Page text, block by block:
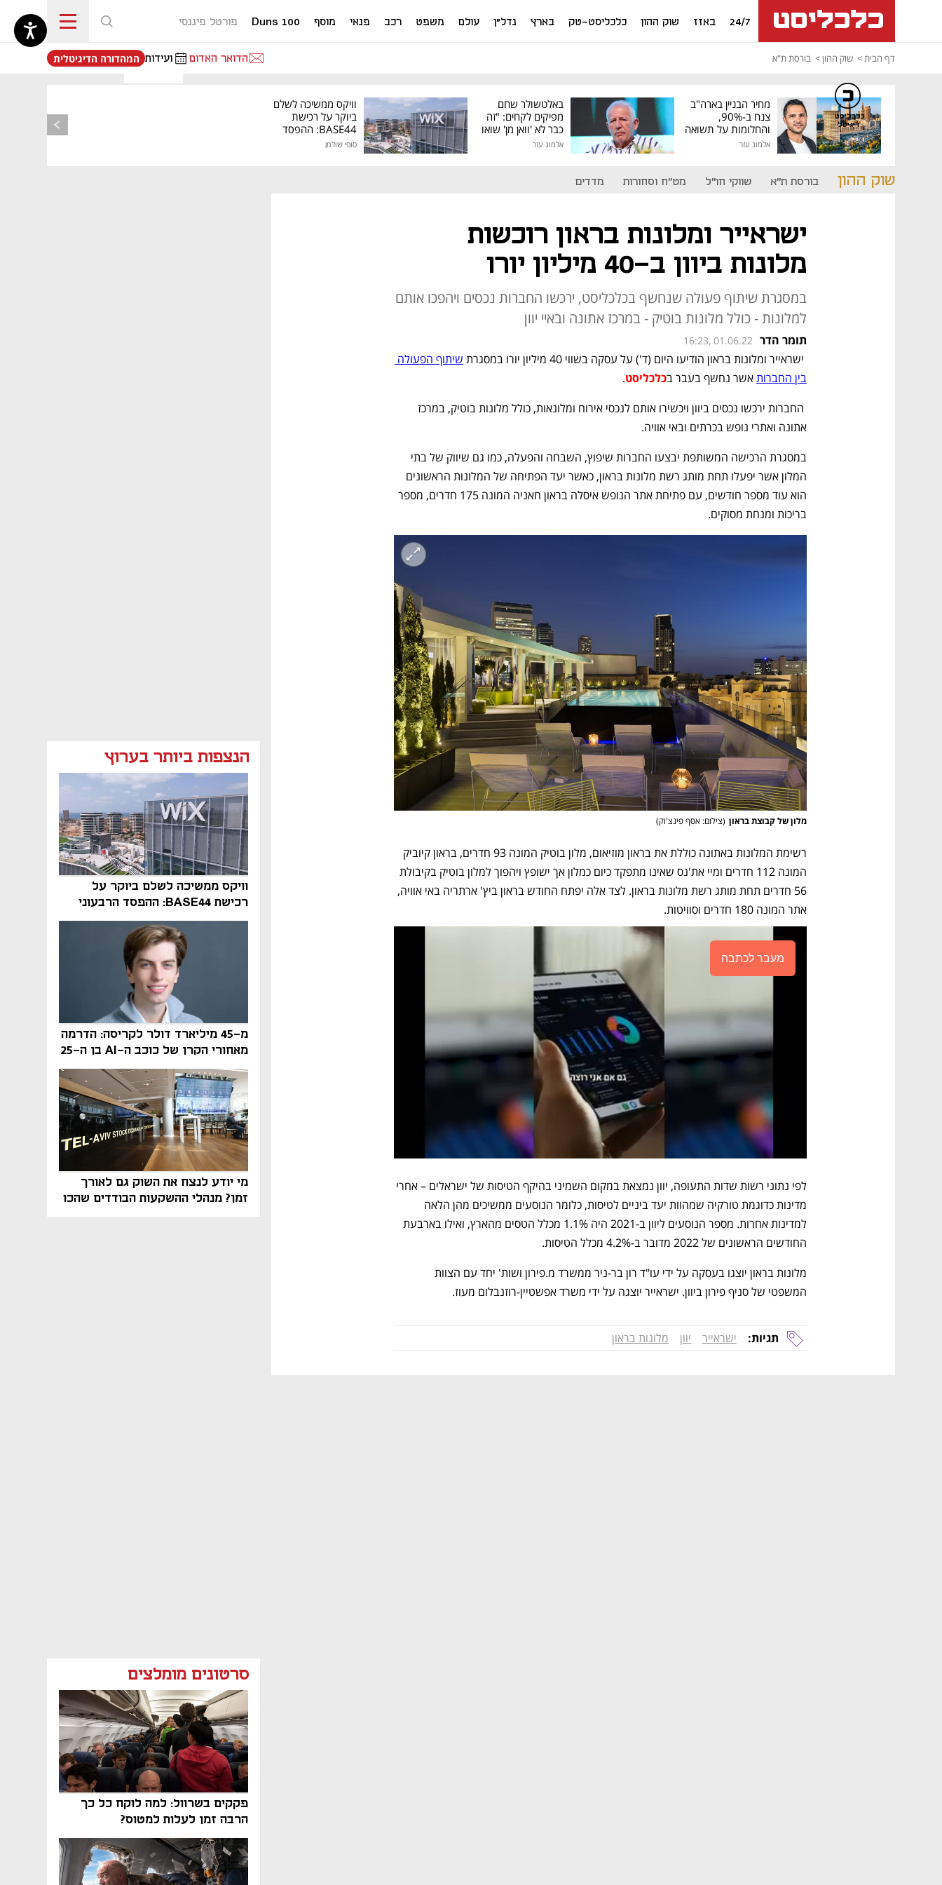
24/7 באזז שוק ההון כלכליסט-טק בארץ נדל"ן עולם משפט רכב פנאי מוסף Duns 100 פורטל פיננסי
דף הבית שוק ההון בורסת ת"א הדואר האדום ועידות
נפתח בכרטיסייה חדשה
המהדורה הדיגיטלית
מחיר הבניין בארה"ב
צנח ב-90%,
והחלומות על תשואה
גבוהה התנפצו
אלמוג עזר
באלטשולר שחם
מפיקים לקחים: "זה
כבר לא 'וואן מן' שואו
של גילעד"
אלמוג עזר
וויקס ממשיכה לשלם
ביוקר על רכישת
BASE44: ההפסד
סופי שולמן
שוק ההון בורסת ת"א שווקי חו"ל מט"ח וסחורות מדדים
הנצפות ביותר בערוץ
וויקס ממשיכה לשלם ביוקר על
רכישת BASE44: ההפסד הרבעוני
זינק ל-76 מיליון דולר
מ-45 מיליארד דולר לקריסה: הדרמה
מאחורי הקרן של כוכב ה-AI בן ה-25
מי יודע לנצח את השוק גם לאורך
זמן? מנהלי ההשקעות הבודדים שהכו
סרטונים מומלצים
פקקים בשרוול: למה לוקח כל כך
הרבה זמן לעלות למטוס?
כלכליסט
דיגיטל
ישראייר ומלונות בראון רוכשות
מלונות ביוון ב-40 מיליון יורו
במסגרת שיתוף פעולה שנחשף בכלכליסט, ירכשו החברות נכסים ויהפכו אותם
למלונות - כולל מלונות בוטיק - במרכז אתונה ובאיי יוון
תומר הדר 16:23, 01.06.22
בין החברות אשר נחשף בעבר בכלכליסט.
אתונה ואתרי נופש בכרתים ובאי אוויה.
בריכות ומנחת מסוקים.
מלון של קבוצת בראון (צילום: אסף פינצ'וק)
אתר המונה 180 חדרים וסוויטות.
מעבר לכתבה
החודשים הראשונים של 2022 מדובר ב-4.2% מכלל הטיסות.
המשפטי של סניף פירון ביוון. ישראייר יוצגה על ידי משרד אפשטיין-רוזנבלום מעוז.
תגיות: ישראייר יוון מלונות בראון